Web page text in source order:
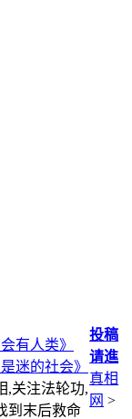
有人类》
迷的社会》
,关注法轮功,
到末后救命
投稿
请進
真相
网 >